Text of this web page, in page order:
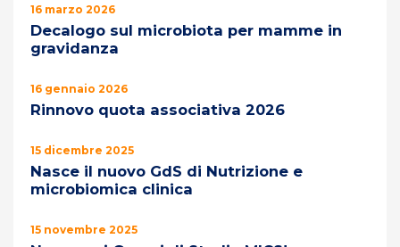
16 marzo 2026
Decalogo sul microbiota per mamme in
gravidanza
16 gennaio 2026
Rinnovo quota associativa 2026
15 dicembre 2025
Nasce il nuovo GdS di Nutrizione e
microbiomica clinica
15 novembre 2025